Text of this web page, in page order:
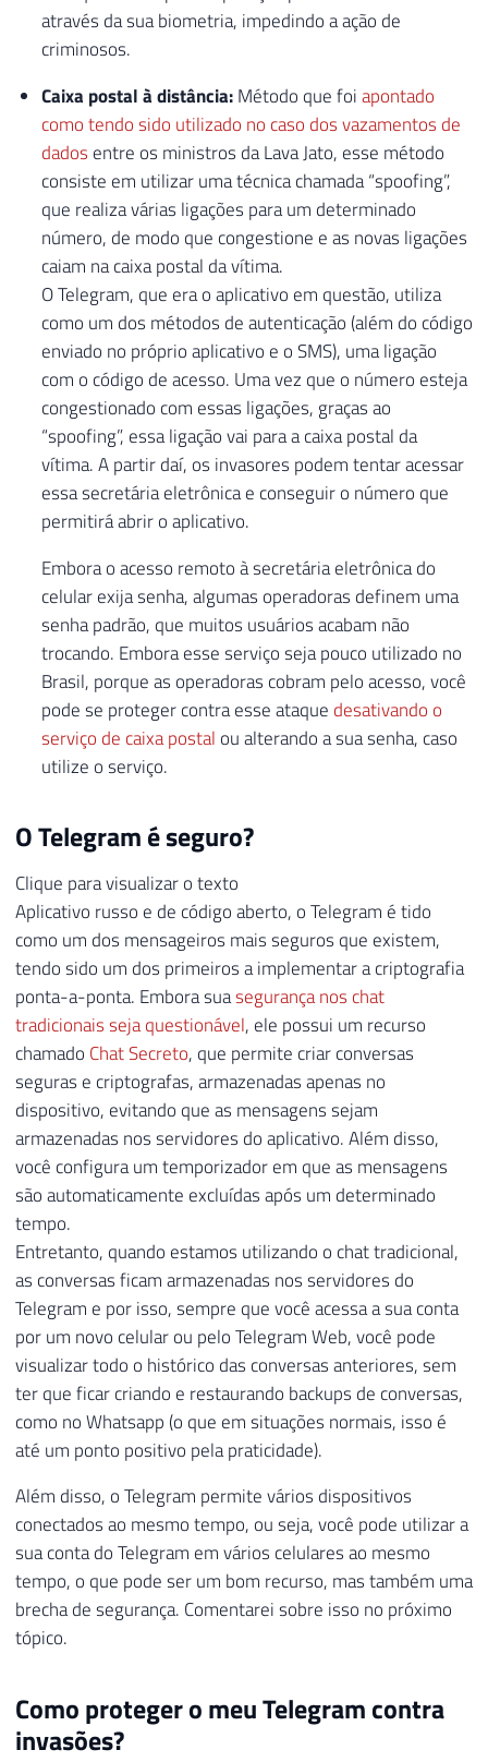
através da sua biometria, impedindo a ação de
criminosos.
Caixa postal à distância:Método que foiapontado
como tendo sido utilizado no caso dos vazamentos de
dados entre os ministros da Lava Jato, esse método
consiste em utilizar uma técnica chamada “spoofing”,
que realiza várias ligações para um determinado
número, de modo que congestione e as novas ligações
caiam na caixa postal da vítima.
O Telegram, que era o aplicativo em questão, utiliza
como um dos métodos de autenticação (além do código
enviado no próprio aplicativo e o SMS), uma ligação
com o código de acesso. Uma vez que o número esteja
congestionado com essas ligações, graças ao
“spoofing”, essa ligação vai para a caixa postal da
vítima. A partir daí, os invasores podem tentar acessar
essa secretária eletrônica e conseguir o número que
permitirá abrir o aplicativo.
Embora o acesso remoto à secretária eletrônica do
celular exija senha, algumas operadoras definem uma
senha padrão, que muitos usuários acabam não
trocando. Embora esse serviço seja pouco utilizado no
Brasil, porque as operadoras cobram pelo acesso, você
pode se proteger contra esse ataque desativando o
serviço de caixa postal ou alterando a sua senha, caso
utilize o serviço.
O Telegram é seguro?
Clique para visualizar o texto
Aplicativo russo e de código aberto, o Telegram é tido
como um dos mensageiros mais seguros que existem,
tendo sido um dos primeiros a implementar a criptografia
ponta-a-ponta. Embora suasegurança nos chat
tradicionais seja questionável, ele possui um recurso
chamado Chat Secreto, que permite criar conversas
seguras e criptografas, armazenadas apenas no
dispositivo, evitando que as mensagens sejam
armazenadas nos servidores do aplicativo. Além disso,
você configura um temporizador em que as mensagens
são automaticamente excluídas após um determinado
tempo.
Entretanto, quando estamos utilizando o chat tradicional,
as conversas ficam armazenadas nos servidores do
Telegram e por isso, sempre que você acessa a sua conta
por um novo celular ou pelo Telegram Web, você pode
visualizar todo o histórico das conversas anteriores, sem
ter que ficar criando e restaurando backups de conversas,
como no Whatsapp (o que em situações normais, isso é
até um ponto positivo pela praticidade).
Além disso, o Telegram permite vários dispositivos
conectados ao mesmo tempo, ou seja, você pode utilizar a
sua conta do Telegram em vários celulares ao mesmo
tempo, o que pode ser um bom recurso, mas também uma
brecha de segurança. Comentarei sobre isso no próximo
tópico.
Como proteger o meu Telegram contra
invasões?